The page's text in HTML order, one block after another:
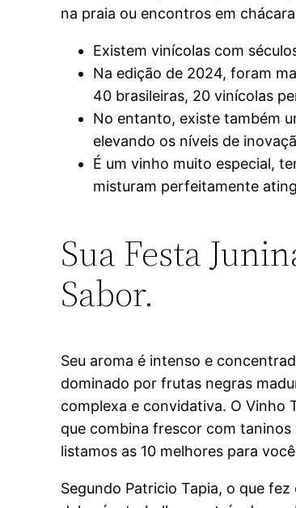
na praia ou encontros em
Existem vinícolas com
Na edição de 2024, foram
40 brasileiras, 20 vinícolas
No entanto, existe também
elevando os níveis de
É um vinho muito especial,
misturam perfeitamente
Sua Festa
Sabor.
Seu aroma é intenso e
dominado por frutas negras
complexa e convidativa. O Vinho
que combina frescor com taninos
listamos as 10 melhores para
Segundo Patricio Tapia, o que